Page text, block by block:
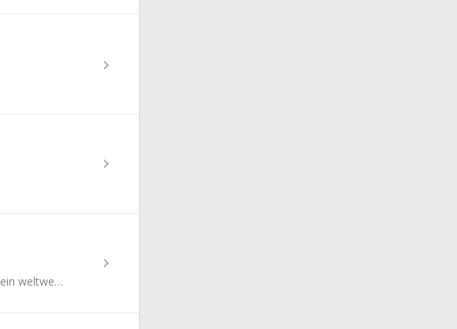
Austrian Airlines ist Österreichs größte Fluggesellschaft und betreibt ein weltweites Streckennetz von rund 130 Destinationen.